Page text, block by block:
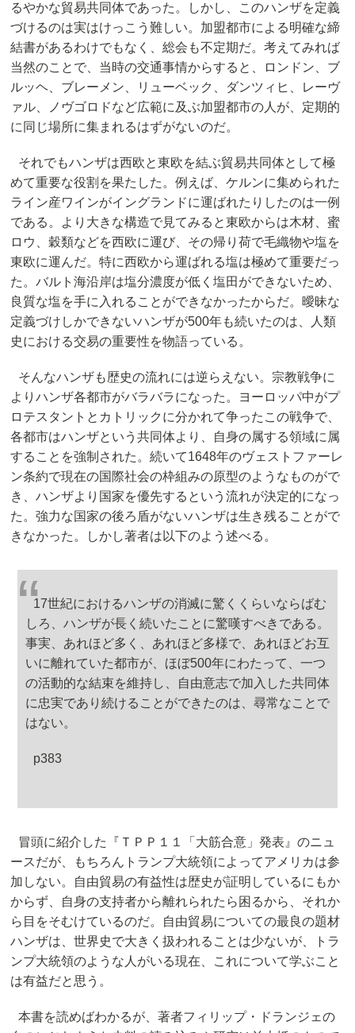
るやかな貿易共同体であった。しかし、このハンザを定義
づけるのは実はけっこう難しい。加盟都市による明確な締
結書があるわけでもなく、総会も不定期だ。考えてみれば
当然のことで、当時の交通事情からすると、ロンドン、ブ
ルッヘ、ブレーメン、リューベック、ダンツィヒ、レーヴ
ァル、ノヴゴロドなど広範に及ぶ加盟都市の人が、定期的
に同じ場所に集まれるはずがないのだ。
それでもハンザは西欧と東欧を結ぶ貿易共同体として極
めて重要な役割を果たした。例えば、ケルンに集められた
ライン産ワインがイングランドに運ばれたりしたのは一例
である。より大きな構造で見てみると東欧からは木材、蜜
ロウ、穀類などを西欧に運び、その帰り荷で毛織物や塩を
東欧に運んだ。特に西欧から運ばれる塩は極めて重要だっ
た。バルト海沿岸は塩分濃度が低く塩田ができないため、
良質な塩を手に入れることができなかったからだ。曖昧な
定義づけしかできないハンザが500年も続いたのは、人類
史における交易の重要性を物語っている。
そんなハンザも歴史の流れには逆らえない。宗教戦争に
よりハンザ各都市がバラバラになった。ヨーロッパ中がプ
ロテスタントとカトリックに分かれて争ったこの戦争で、
各都市はハンザという共同体より、自身の属する領域に属
することを強制された。続いて1648年のヴェストファーレ
ン条約で現在の国際社会の枠組みの原型のようなものがで
き、ハンザより国家を優先するという流れが決定的になっ
た。強力な国家の後ろ盾がないハンザは生き残ることがで
きなかった。しかし著者は以下のよう述べる。
17世紀におけるハンザの消滅に驚くくらいならばむ
しろ、ハンザが長く続いたことに驚嘆すべきである。
事実、あれほど多く、あれほど多様で、あれほどお互
いに離れていた都市が、ほぼ500年にわたって、一つ
の活動的な結束を維持し、自由意志で加入した共同体
に忠実であり続けることができたのは、尋常なことで
はない。
p383
冒頭に紹介した『ＴＰＰ１１「大筋合意」発表』のニュ
ースだが、もちろんトランプ大統領によってアメリカは参
加しない。自由貿易の有益性は歴史が証明しているにもか
からず、自身の支持者から離れられたら困るから、それか
ら目をそむけているのだ。自由貿易についての最良の題材
ハンザは、世界史で大きく扱われることは少ないが、トラ
ンプ大統領のような人がいる現在、これについて学ぶこと
は有益だと思う。
本書を読めばわかるが、著者フィリップ・ドランジェの